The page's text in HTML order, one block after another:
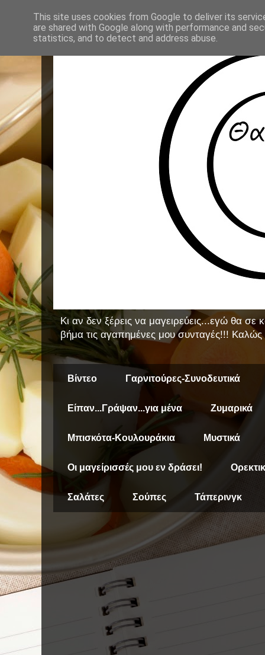
Κι αν δεν ξέρεις να μαγειρεύεις...εγώ θα
βήμα τις αγαπημένες μου συνταγές!!! Καλώς
Βίντεο Γαρνιτούρες-Συνοδευτικά
Είπαν...Γράψαν...για μένα Ζυμαρικά
Μπισκότα-Κουλουράκια Μυστικά
Οι μαγείρισσές μου εν δράσει!
Σαλάτες Σούπες Τάπερινγκ
This site uses cookies from Google to deliver its
are shared with Google along with performance and
statistics, and to detect and address abuse.